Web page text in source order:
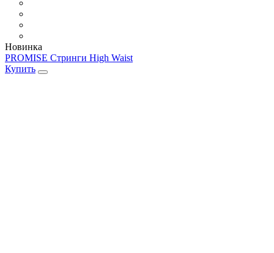
Новинка
PROMISE Стринги High Waist
Купить